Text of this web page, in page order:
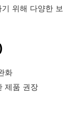
위해 다양한 보
화
제품 권장